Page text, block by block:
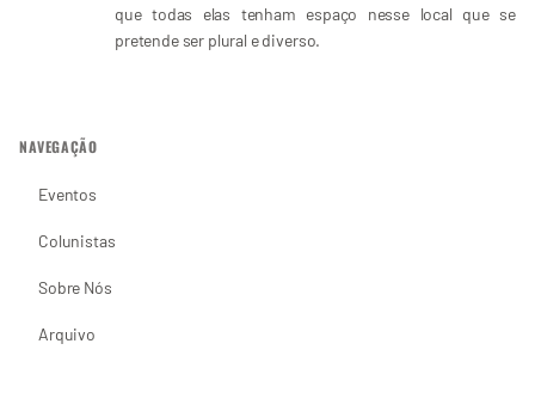
que todas elas tenham espaço nesse local que se
pretende ser plural e diverso.
NAVEGAÇÃO
Eventos
Colunistas
Sobre Nós
Arquivo